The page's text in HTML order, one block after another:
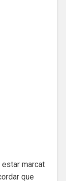
marcat
que